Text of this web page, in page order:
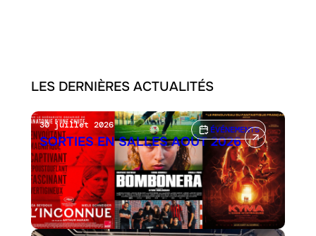
LES DERNIÈRES ACTUALITÉS
ÉVÉNEMENTS
30 juillet 2026
SORTIES EN SALLES AOÛT 2026